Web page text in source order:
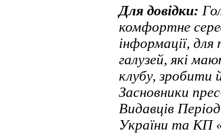
Для довідки:
комфортне
інформації, для
галузей, які
клубу, зробити
Засновники
Видавців
України та КП